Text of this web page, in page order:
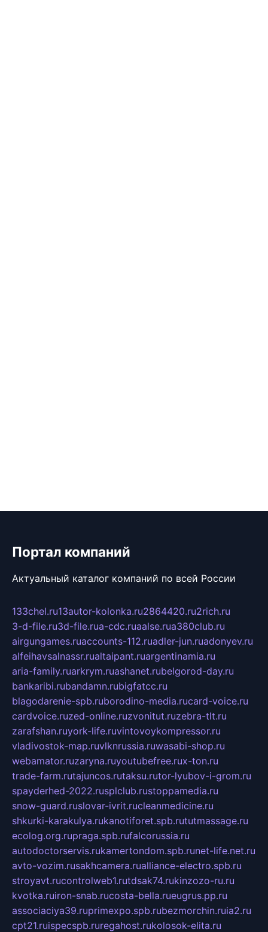
Портал компаний
Актуальный каталог компаний по всей России
133chel.ru13autor-kolonka.ru2864420.ru2rich.ru
3-d-file.ru3d-file.rua-cdc.ruaalse.rua380club.ru
airgungames.ruaccounts-112.ruadler-jun.ruadonyev.ru
alfeihavsalnassr.rualtaipant.ruargentinamia.ru
aria-family.ruarkrym.ruashanet.rubelgorod-day.ru
bankaribi.rubandamn.rubigfatcc.ru
blagodarenie-spb.ruborodino-media.rucard-voice.ru
cardvoice.ruzed-online.ruzvonitut.ruzebra-tlt.ru
zarafshan.ruyork-life.ruvintovoykompressor.ru
vladivostok-map.ruvlknrussia.ruwasabi-shop.ru
webamator.ruzaryna.ruyoutubefree.rux-ton.ru
trade-farm.rutajuncos.rutaksu.rutor-lyubov-i-grom.ru
spayderhed-2022.rusplclub.rustoppamedia.ru
snow-guard.ruslovar-ivrit.rucleanmedicine.ru
shkurki-karakulya.rukanotiforet.spb.rututmassage.ru
ecolog.org.rupraga.spb.rufalcorussia.ru
autodoctorservis.rukamertondom.spb.runet-life.net.ru
avto-vozim.rusakhcamera.rualliance-electro.spb.ru
stroyavt.rucontrolweb1.rutdsak74.rukinzozo-ru.ru
kvotka.ruiron-snab.rucosta-bella.rueugrus.pp.ru
associaciya39.ruprimexpo.spb.rubezmorchin.ruia2.ru
cpt21.ruispecspb.ruregahost.rukolosok-elita.ru